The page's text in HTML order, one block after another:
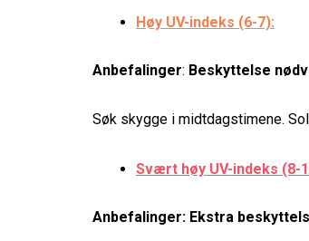
Høy UV-indeks (6-7):
Anbefalinger: Beskyttelse
Søk skygge i midtdagstimene.
Svært høy UV-indeks (8-
Anbefalinger: Ekstra